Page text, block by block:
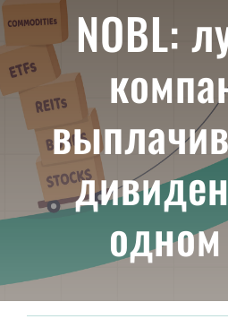
ЧТО ТАКОЕ ETF
ИНВЕСТИЦИИ В ETF
ТЕМАТИЧЕСКИЕ ETF
АКТУАЛЬНЫЕ
О ПРОЕКТЕ
NOBL:
одном